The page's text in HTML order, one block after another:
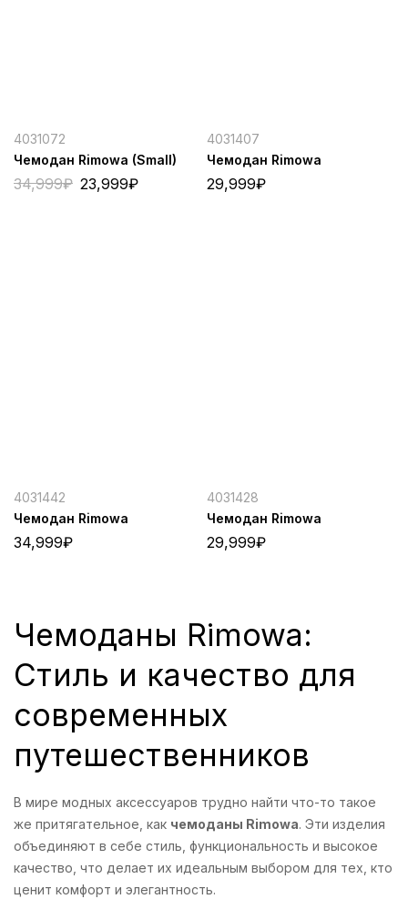
4031072
Чемодан Rimowa (Small)
34,999₽ 23,999₽
4031407
Чемодан Rimowa
29,999₽
4031442
Чемодан Rimowa
34,999₽
4031428
Чемодан Rimowa
29,999₽
Чемоданы Rimowa:
Стиль и качество для
современных
путешественников
В мире модных аксессуаров трудно найти что-то такое
же притягательное, как чемоданы Rimowa. Эти изделия
объединяют в себе стиль, функциональность и высокое
качество, что делает их идеальным выбором для тех, кто
ценит комфорт и элегантность.